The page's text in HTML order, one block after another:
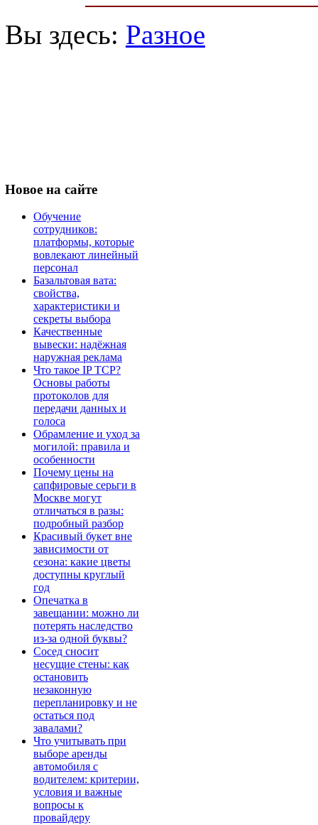
Вы здесь: Разное
Новое на сайте
Обучение
сотрудников:
платформы, которые
вовлекают линейный
персонал
Базальтовая вата:
свойства,
характеристики и
секреты выбора
Качественные
вывески: надёжная
наружная реклама
Что такое IP TCP?
Основы работы
протоколов для
передачи данных и
голоса
Обрамление и уход за
могилой: правила и
особенности
Почему цены на
сапфировые серьги в
Москве могут
отличаться в разы:
подробный разбор
Красивый букет вне
зависимости от
сезона: какие цветы
доступны круглый
год
Опечатка в
завещании: можно ли
потерять наследство
из-за одной буквы?
Сосед сносит
несущие стены: как
остановить
незаконную
перепланировку и не
остаться под
завалами?
Что учитывать при
выборе аренды
автомобиля с
водителем: критерии,
условия и важные
вопросы к
провайдеру